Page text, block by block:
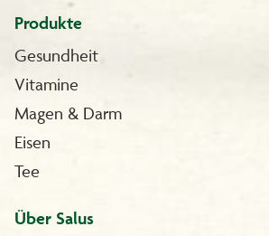
Produkte
Gesundheit
Vitamine
Magen & Darm
Eisen
Tee
Über Salus